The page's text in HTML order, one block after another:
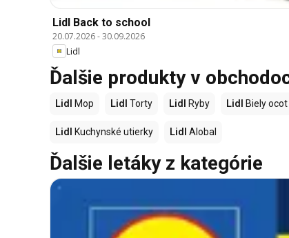
Lidl Back to school
20.07.2026-30.09.2026
Lidl
Ďalšie produkty v
Lidl Mop Lidl Torty Lidl Ryby Lidl Biely ocot
Lidl Kuchynské utierky Lidl Alobal
Ďalšie letáky z kategórie